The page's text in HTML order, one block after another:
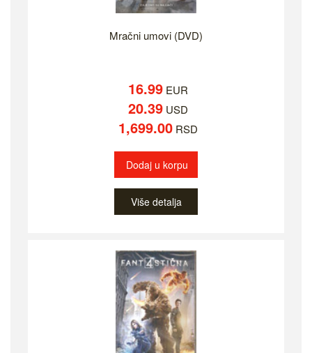
Mračni umovi (DVD)
16.99EUR
20.39USD
1,699.00RSD
Dodaj u korpu
Više detalja